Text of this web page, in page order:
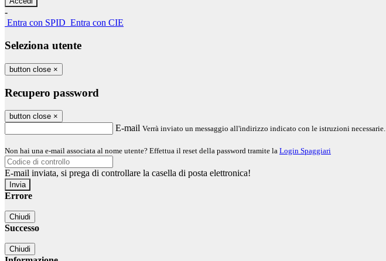
-
Entra con SPID Entra con CIE
Seleziona utente
button close ×
Recupero password
button close ×
E-mail Verrà inviato un messaggio all'indirizzo indicato con le istruzioni necessarie.
Non hai una e-mail associata al nome utente? Effettua il reset della password tramite la Login Spaggiari
E-mail inviata, si prega di controllare la casella di posta elettronica!
Errore
Chiudi
Successo
Chiudi